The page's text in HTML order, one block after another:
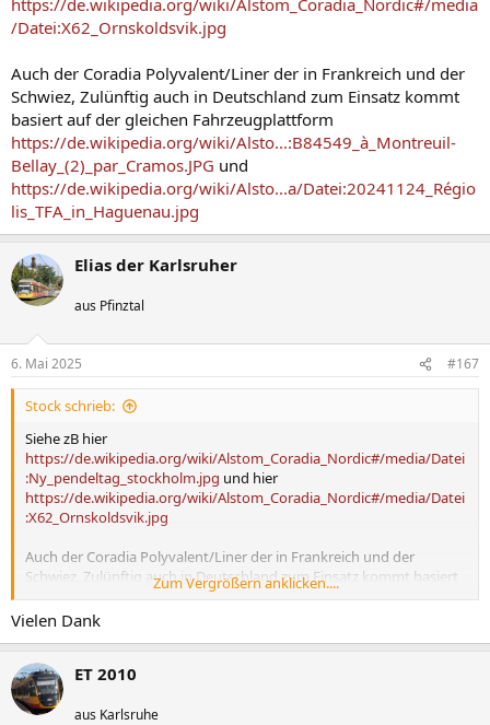
https://de.wikipedia.org/wiki/Alstom_Coradia_Nordic#/media
/Datei:X62_Ornskoldsvik.jpg
Auch der Coradia Polyvalent/Liner der in Frankreich und der
Schwiez, Zulünftig auch in Deutschland zum Einsatz kommt
basiert auf der gleichen Fahrzeugplattform
https://de.wikipedia.org/wiki/Alsto...:B84549_à_Montreuil-
Bellay_(2)_par_Cramos.JPG und
https://de.wikipedia.org/wiki/Alsto...a/Datei:20241124_Régio
lis_TFA_in_Haguenau.jpg
Elias der Karlsruher
aus Pfinztal
6. Mai 2025 #167
Stock schrieb:
Siehe zB hier
https://de.wikipedia.org/wiki/Alstom_Coradia_Nordic#/media/Datei
:Ny_pendeltag_stockholm.jpg und hier
https://de.wikipedia.org/wiki/Alstom_Coradia_Nordic#/media/Datei
:X62_Ornskoldsvik.jpg
Auch der Coradia Polyvalent/Liner der in Frankreich und der
Schwiez, Zulünftig auch in Deutschland zum Einsatz kommt basiert
auf der gleichen Fahrzeugplattform
https://de.wikipedia.org/wiki/Alstom_Coradia_Polyvalent#/media/D
atei:20241124_Régiolis_TFA_in_Haguenau.jpg
Zum Vergrößern anklicken....
Vielen Dank
ET 2010
aus Karlsruhe